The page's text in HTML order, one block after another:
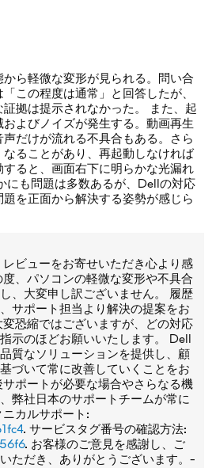
ら軽微な変形が見られる。問い合
この程度は通常」と回答したが、
拠は提示されなかった。 また、起
よびノイズが発生する。動画再生
だけが流れる不具合もある。さら
ることがあり、再起動しなければ
ると、画面右下に明らかな光漏れ
にも問題は多数あるが、Dellの対応
を正面から解決する姿勢が感じら
ビューをお寄せいただき心より感
、パソコンの軽微な変形や不具合
、大変申し訳ございません。 履歴
サポート担当より解決の提案をお
恐縮ではございますが、どの対応
示のほどお願いいたします。 Dell
質なソリューションを提供し、顧
づいて常に改善していくことをお
ポートが必要な場合やさらなる機
弊社日本のサポートチームが常に
カルサポート:
. サービスタグ番号の確認方法:
. お客様のご意見を感謝し、ご
ただき、ありがとうございます。-